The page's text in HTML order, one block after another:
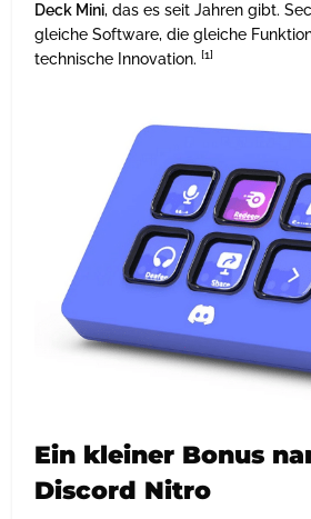
Deck Mini, das es seit Jahren gibt.
gleiche Software, die gleiche
technische Innovation. [1]
Ein kleiner Bonus
Discord Nitro